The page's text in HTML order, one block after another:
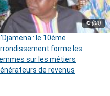
© (DR)
: le 10ème
forme les
sur les métiers
de revenus